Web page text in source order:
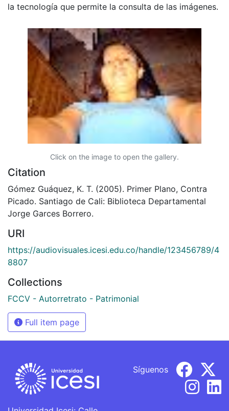
la tecnología que permite la consulta de las imágenes.
Click on the image to open the gallery.
Citation
Gómez Guáquez, K. T. (2005). Primer Plano, Contra
Picado. Santiago de Cali: Biblioteca Departamental
Jorge Garces Borrero.
URI
https://audiovisuales.icesi.edu.co/handle/123456789/4
8807
Collections
FCCV - Autorretrato - Patrimonial
Full item page
Síguenos